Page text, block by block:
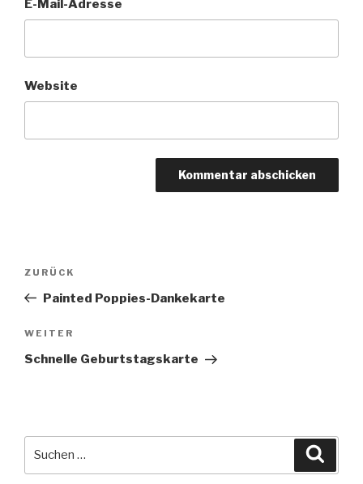
E-Mail-Adresse
Website
Beitragsnavigation
Vorheriger
Beitrag
ZURÜCK
Painted Poppies-Dankekarte
Nächster
Beitrag
WEITER
Schnelle Geburtstagskarte